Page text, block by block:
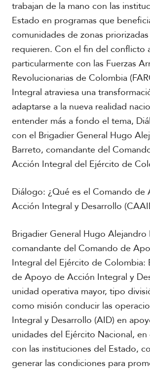
i
a
C
a
r
i
b
trabajan de la mano con las
Estado en programas que
comunidades de zonas
requieren. Con el fin del conflicto
particularmente con las Fuerzas
Revolucionarias de Colombia
Integral atraviesa una
adaptarse a la nueva realidad
entender más a fondo el tema,
con el Brigadier General Hugo
Barreto, comandante del
Acción Integral del Ejército de
Diálogo: ¿Qué es el Comando de
Acción Integral y Desarrollo
Brigadier General Hugo Alejandro
comandante del Comando de
Integral del Ejército de Colombia:
de Apoyo de Acción Integral y
unidad operativa mayor, tipo
como misión conducir las
Integral y Desarrollo (AID) en
unidades del Ejército Nacional,
con las instituciones del Estado,
generar las condiciones para